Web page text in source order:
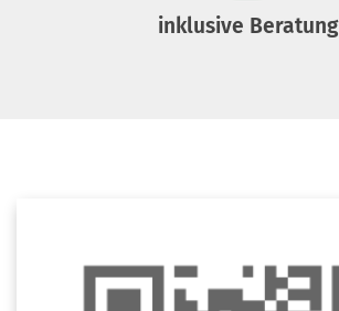
inklusive Beratung